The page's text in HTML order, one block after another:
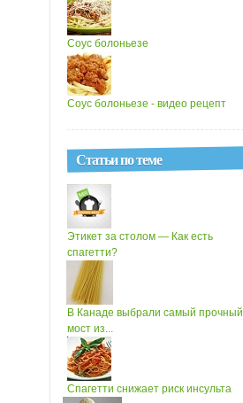
Соус болоньезе
Соус болоньезе - видео рецепт
Статьи по теме
Этикет за столом — Как есть
спагетти?
В Канаде выбрали самый прочный
мост из...
Спагетти снижает риск инсульта